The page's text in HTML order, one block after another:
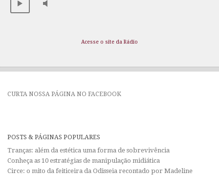
Acesse o site da Rádio
CURTA NOSSA PÁGINA NO FACEBOOK
POSTS & PÁGINAS POPULARES
Tranças: além da estética uma forma de sobrevivência
Conheça as 10 estratégias de manipulação midiática
Circe: o mito da feiticeira da Odisseia recontado por Madeline